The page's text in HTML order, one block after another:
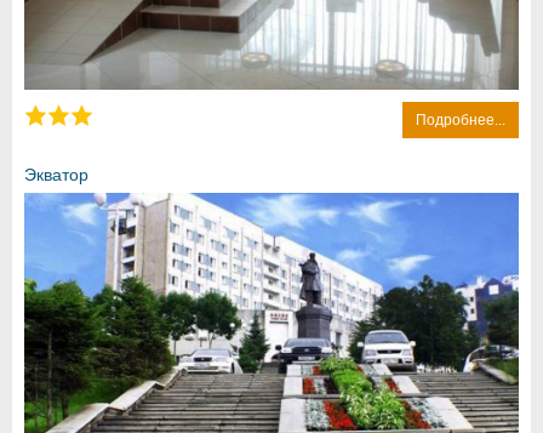
Подробнее...
Экватор